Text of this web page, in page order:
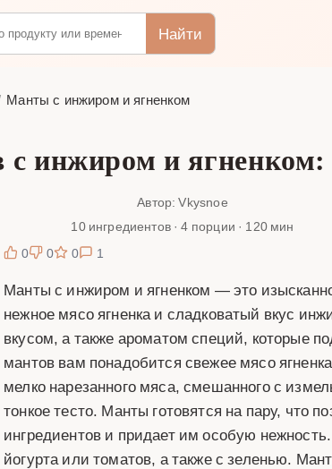
Найти
Манты с инжиром и ягненком
с инжиром и ягненком:
Автор: Vkysnoe
10 ингредиентов · 4 порции · 120 мин
0
0 0 1
Манты с инжиром и ягненком — это
нежное мясо ягненка и сладковатый вкус
вкусом, а также ароматом специй, которые
мантов вам понадобится свежее мясо
мелко нарезанного мяса, смешанного с
тонкое тесто. Манты готовятся на пару, что
ингредиентов и придает им особую
йогурта или томатов, а также с зеленью.